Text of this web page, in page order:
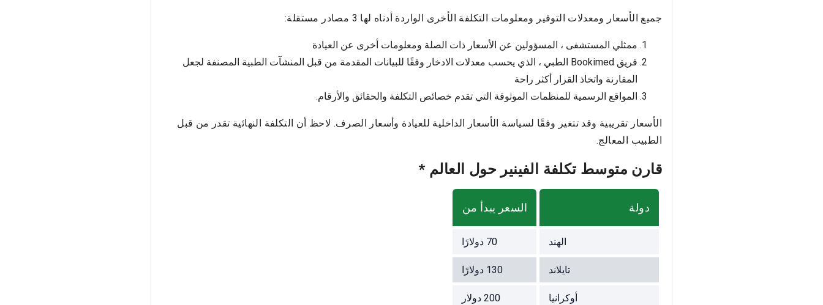
جميع الأسعار ومعدلات التوفير ومعلومات التكلفة الأخرى الواردة أدناه لها 3 مصادر مستقلة:
ممثلي المستشفى ، المسؤولين عن الأسعار ذات الصلة ومعلومات أخرى عن العيادة
فريق Bookimed الطبي ، الذي يحسب معدلات الادخار وفقًا للبيانات المقدمة من قبل المنشآت الطبية المصنفة لجعل
المقارنة واتخاذ القرار أكثر راحة
المواقع الرسمية للمنظمات الموثوقة التي تقدم خصائص التكلفة والحقائق والأرقام.
الأسعار تقريبية وقد تتغير وفقًا لسياسة الأسعار الداخلية للعيادة وأسعار الصرف. لاحظ أن التكلفة النهائية تقدر من قبل
الطبيب المعالج.
قارن متوسط تكلفة الفينير حول العالم *
دولة السعر يبدأ من
الهند 70 دولارًا
تايلاند 130 دولارًا
أوكرانيا 200 دولار